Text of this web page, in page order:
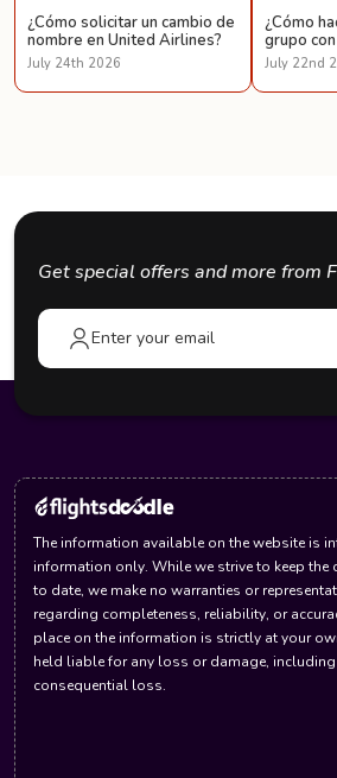
¿Cómo solicitar un cambio de
nombre en United Airlines?
July 24th 2026
¿Cómo
grupo
July 22nd
Get special offers and more from
The information available on the website is
information only. While we strive to keep the
to date, we make no warranties or
regarding completeness, reliability, or
place on the information is strictly at your
held liable for any loss or damage,
consequential loss.